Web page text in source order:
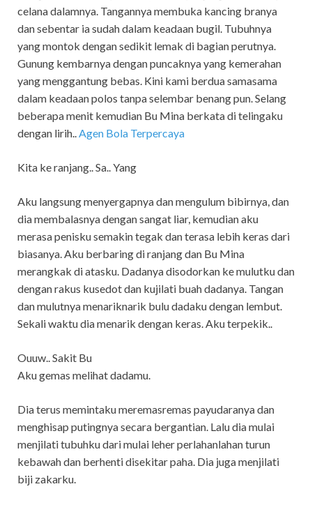
celana dalamnya. Tangannya membuka kancing branya
dan sebentar ia sudah dalam keadaan bugil. Tubuhnya
yang montok dengan sedikit lemak di bagian perutnya.
Gunung kembarnya dengan puncaknya yang kemerahan
yang menggantung bebas. Kini kami berdua samasama
dalam keadaan polos tanpa selembar benang pun. Selang
beberapa menit kemudian Bu Mina berkata di telingaku
dengan lirih..Agen Bola Terpercaya
Kita ke ranjang.. Sa.. Yang
Aku langsung menyergapnya dan mengulum bibirnya, dan
dia membalasnya dengan sangat liar, kemudian aku
merasa penisku semakin tegak dan terasa lebih keras dari
biasanya. Aku berbaring di ranjang dan Bu Mina
merangkak di atasku. Dadanya disodorkan ke mulutku dan
dengan rakus kusedot dan kujilati buah dadanya. Tangan
dan mulutnya menariknarik bulu dadaku dengan lembut.
Sekali waktu dia menarik dengan keras. Aku terpekik..
Ouuw.. Sakit Bu
Aku gemas melihat dadamu.
Dia terus memintaku meremasremas payudaranya dan
menghisap putingnya secara bergantian. Lalu dia mulai
menjilati tubuhku dari mulai leher perlahanlahan turun
kebawah dan berhenti disekitar paha. Dia juga menjilati
biji zakarku.